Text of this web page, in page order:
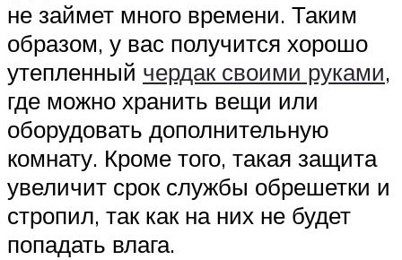
не займет много времени. Таким
образом, у вас получится хорошо
утепленный чердак своими руками,
где можно хранить вещи или
оборудовать дополнительную
комнату. Кроме того, такая защита
увеличит срок службы обрешетки и
стропил, так как на них не будет
попадать влага.